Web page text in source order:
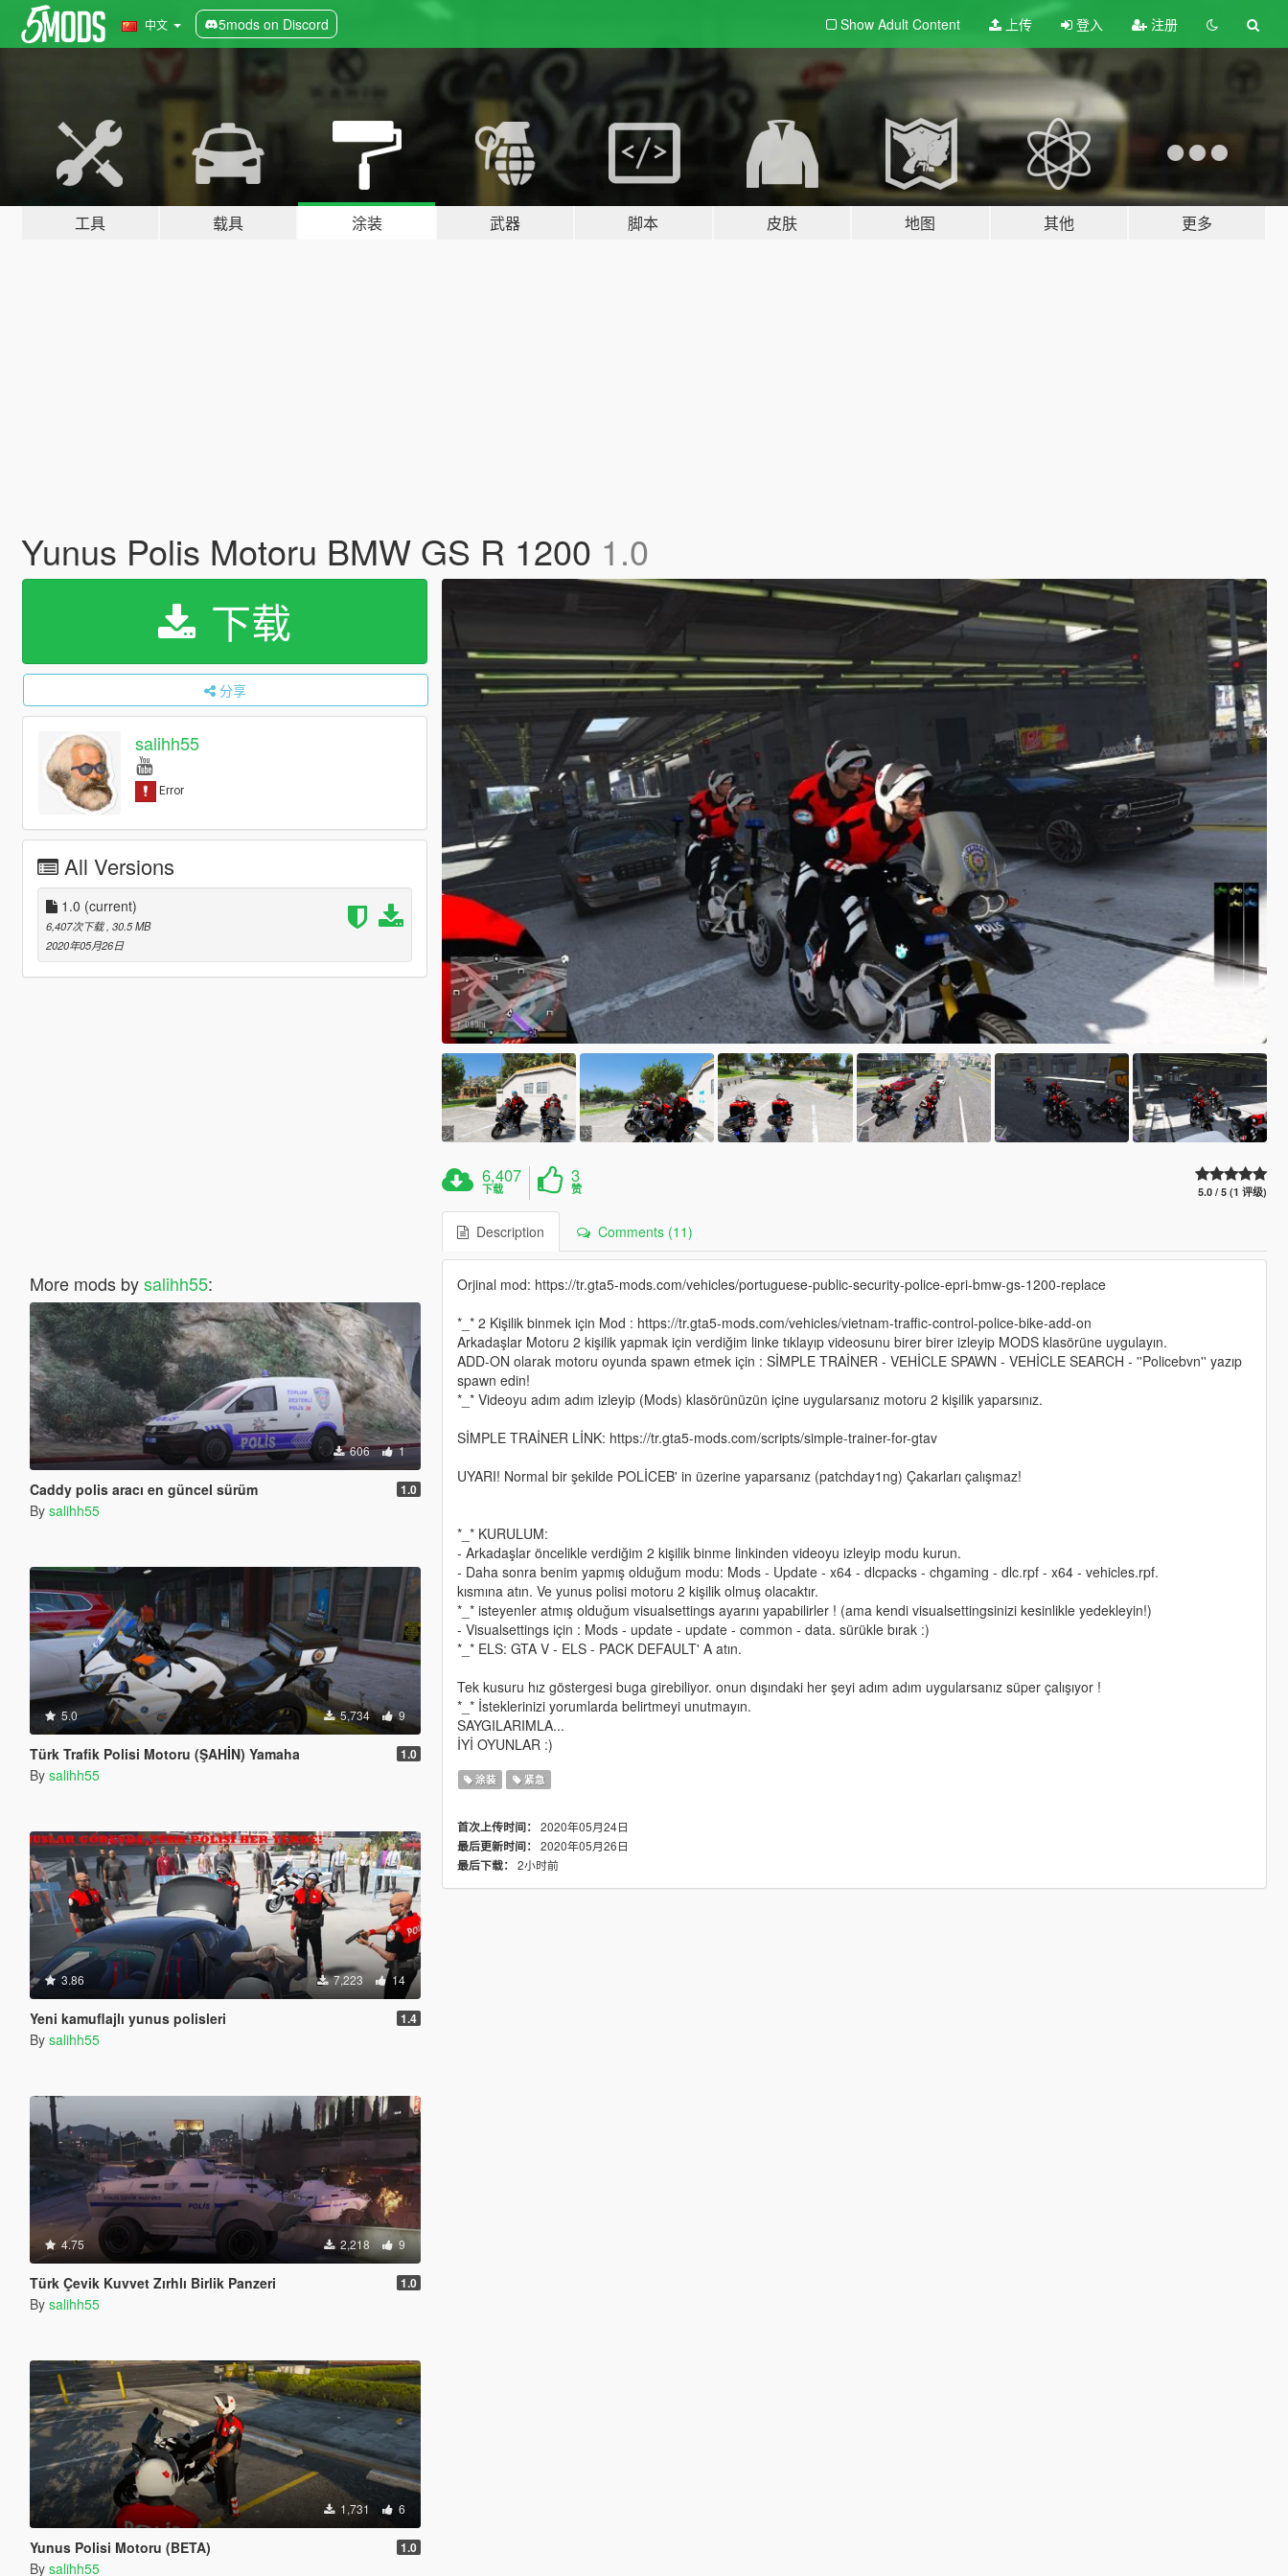
中文 5mods on Discord Show Adult Content 上传 登入 注册
工具 载具 涂装 武器 脚本 皮肤 地图 其他 更多
Yunus Polis Motoru BMW GS R 1200 1.0
下载
分享
salihh55
All Versions
1.0 (current)
6,407次下载 , 30.5 MB
2020年05月26日
More mods bysalihh55:
606 1
Caddy polis aracı en güncel sürüm 1.0
By salihh55
5.0 5,734 9
Türk Trafik Polisi Motoru (ŞAHİN) Yamaha 1.0
By salihh55
3.86 7,223 14
Yeni kamuflajlı yunus polisleri 1.4
By salihh55
4.75 2,218 9
Türk Çevik Kuvvet Zırhlı Birlik Panzeri 1.0
By salihh55
1,731 6
Yunus Polisi Motoru (BETA) 1.0
By salihh55
6,407
下载
3
赞 5.0 / 5 (1 评级)
Description Comments (11)
Orjinal mod: https://tr.gta5-mods.com/vehicles/portuguese-public-security-police-epri-bmw-gs-1200-replace
*_* 2 Kişilik binmek için Mod : https://tr.gta5-mods.com/vehicles/vietnam-traffic-control-police-bike-add-on
Arkadaşlar Motoru 2 kişilik yapmak için verdiğim linke tıklayıp videosunu birer birer izleyip MODS klasörüne uygulayın.
ADD-ON olarak motoru oyunda spawn etmek için : SİMPLE TRAİNER - VEHİCLE SPAWN - VEHİCLE SEARCH - ''Policebvn'' yazıp
spawn edin!
*_* Videoyu adım adım izleyip (Mods) klasörünüzün içine uygularsanız motoru 2 kişilik yaparsınız.
SİMPLE TRAİNER LİNK: https://tr.gta5-mods.com/scripts/simple-trainer-for-gtav
UYARI! Normal bir şekilde POLİCEB' in üzerine yaparsanız (patchday1ng) Çakarları çalışmaz!
*_* KURULUM:
- Arkadaşlar öncelikle verdiğim 2 kişilik binme linkinden videoyu izleyip modu kurun.
- Daha sonra benim yapmış olduğum modu: Mods - Update - x64 - dlcpacks - chgaming - dlc.rpf - x64 - vehicles.rpf.
kısmına atın. Ve yunus polisi motoru 2 kişilik olmuş olacaktır.
*_* isteyenler atmış olduğum visualsettings ayarını yapabilirler ! (ama kendi visualsettingsinizi kesinlikle yedekleyin!)
- Visualsettings için : Mods - update - update - common - data. sürükle bırak :)
*_* ELS: GTA V - ELS - PACK DEFAULT' A atın.
Tek kusuru hız göstergesi buga girebiliyor. onun dışındaki her şeyi adım adım uygularsanız süper çalışıyor !
*_* İsteklerinizi yorumlarda belirtmeyi unutmayın.
SAYGILARIMLA...
İYİ OYUNLAR :)
涂装 紧急
首次上传时间： 2020年05月24日
最后更新时间： 2020年05月26日
最后下载： 2小时前